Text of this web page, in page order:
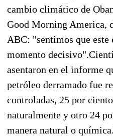
cambio climático de
Good Morning America,
ABC: "sentimos que este
momento
asentaron en el informe
petróleo derramado fue
controladas, 25 por
naturalmente y otro 24
manera natural o